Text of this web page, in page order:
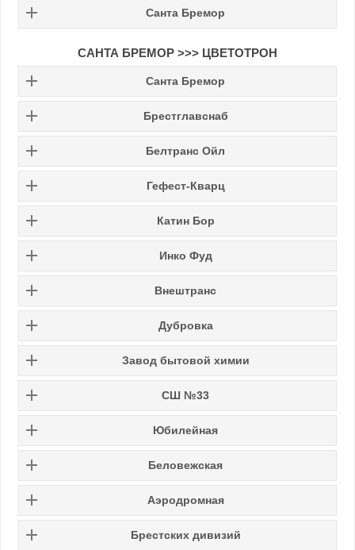
Санта Бремор
САНТА БРЕМОР >>> ЦВЕТОТРОН
Санта Бремор
Брестглавснаб
Белтранс Ойл
Гефест-Кварц
Катин Бор
Инко Фуд
Внештранс
Дубровка
Завод бытовой химии
СШ №33
Юбилейная
Беловежская
Аэродромная
Брестских дивизий